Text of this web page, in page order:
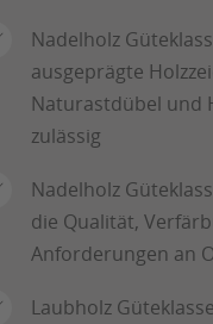
Nadelholz
ausgeprägte
Naturastdübel und
zulässig
Nadelholz
die Qualität,
Anforderungen an
Laubholz